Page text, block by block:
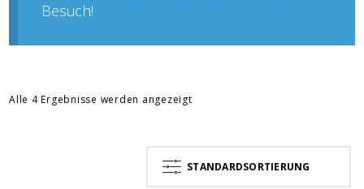
Besuch!
Alle 4 Ergebnisse werden angezeigt
STANDARDSORTIERUNG